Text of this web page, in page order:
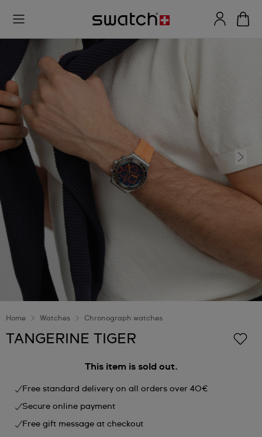
Home Watches Chronograph watches
TANGERINE TIGER
This item is sold out.
Free standard delivery on all orders over 40€
Secure online payment
Free gift message at checkout